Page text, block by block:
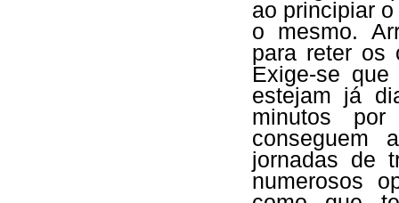
ao principiar
o mesmo.
para reter os
Exige-se
estejam já
minutos
conseguem
jornadas de
numerosos